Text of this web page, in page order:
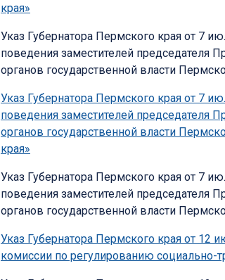
края»
Указ Губернатора Пермского края от 7
поведения заместителей председателя
органов государственной власти
Указ Губернатора Пермского края от 7
поведения заместителей председателя
органов государственной власти
края»
Указ Губернатора Пермского края от 7
поведения заместителей председателя
органов государственной власти
Указ Губернатора Пермского края от 12
комиссии по регулированию